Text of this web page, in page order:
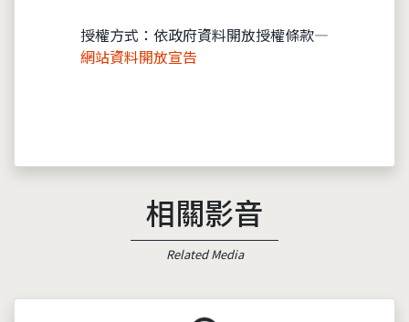
授權方式：依政府資料開放授權條款—
網站資料開放宣告
相關影音
Related Media